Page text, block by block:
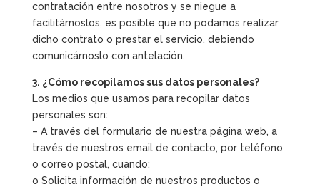
contratación entre nosotros y se niegue a
facilitárnoslos, es posible que no podamos realizar
dicho contrato o prestar el servicio, debiendo
comunicárnoslo con antelación.
3. ¿Cómo recopilamos sus datos personales?
Los medios que usamos para recopilar datos
personales son:
– A través del formulario de nuestra página web, a
través de nuestros email de contacto, por teléfono
o correo postal, cuando:
o Solicita información de nuestros productos o